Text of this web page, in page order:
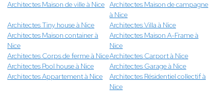
Architectes Maison de ville à Nice Architectes Maison de campagne
à Nice
Architectes Tiny house à Nice
Architectes Villa à Nice
Architectes Maison container à
Nice
Architectes Maison A-Frame à
Nice
Architectes Corps de ferme à NiceArchitectes Carport à Nice
Architectes Pool house à Nice
Architectes Garage à Nice
Architectes Appartement à Nice
Architectes Résidentiel collectif à
Nice